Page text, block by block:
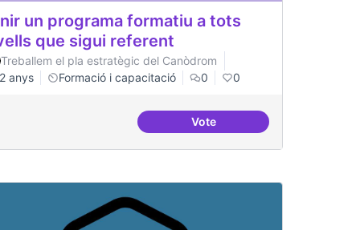
un programa formatiu a tots
que sigui referent
Treballem el pla estratègic del Canòdrom
2 anys
Formació i capacitació 0 0
VoteTenir un programa formatiu